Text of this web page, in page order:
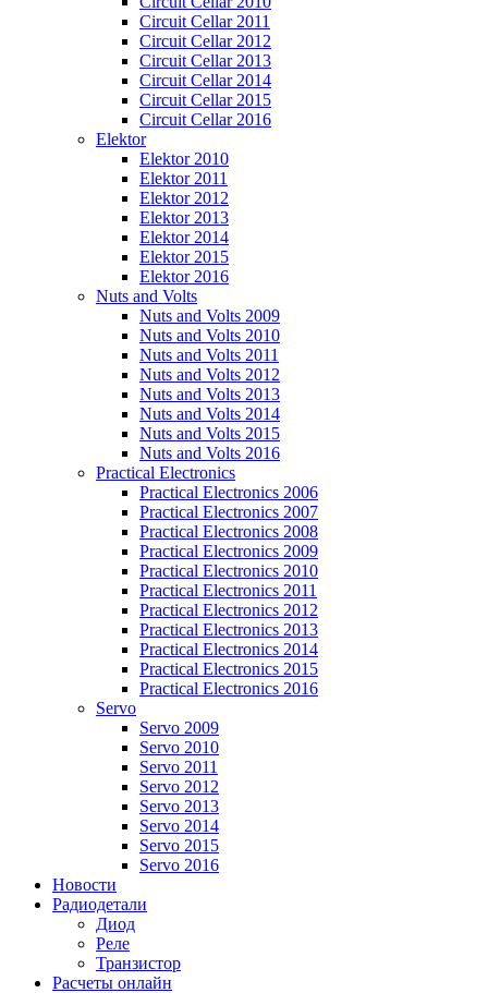
Circuit Cellar 2011
Circuit Cellar 2012
Circuit Cellar 2013
Circuit Cellar 2014
Circuit Cellar 2015
Circuit Cellar 2016
Elektor
Elektor 2010
Elektor 2011
Elektor 2012
Elektor 2013
Elektor 2014
Elektor 2015
Elektor 2016
Nuts and Volts
Nuts and Volts 2009
Nuts and Volts 2010
Nuts and Volts 2011
Nuts and Volts 2012
Nuts and Volts 2013
Nuts and Volts 2014
Nuts and Volts 2015
Nuts and Volts 2016
Practical Electronics
Practical Electronics 2006
Practical Electronics 2007
Practical Electronics 2008
Practical Electronics 2009
Practical Electronics 2010
Practical Electronics 2011
Practical Electronics 2012
Practical Electronics 2013
Practical Electronics 2014
Practical Electronics 2015
Practical Electronics 2016
Servo
Servo 2009
Servo 2010
Servo 2011
Servo 2012
Servo 2013
Servo 2014
Servo 2015
Servo 2016
Новости
Радиодетали
Диод
Реле
Транзистор
Расчеты онлайн